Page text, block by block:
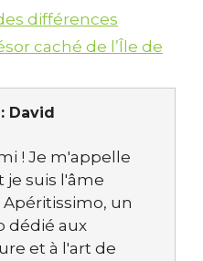
différences
caché de l’Île de
David
! Je m'appelle
je suis l'âme
un
dédié aux
et à l'art de